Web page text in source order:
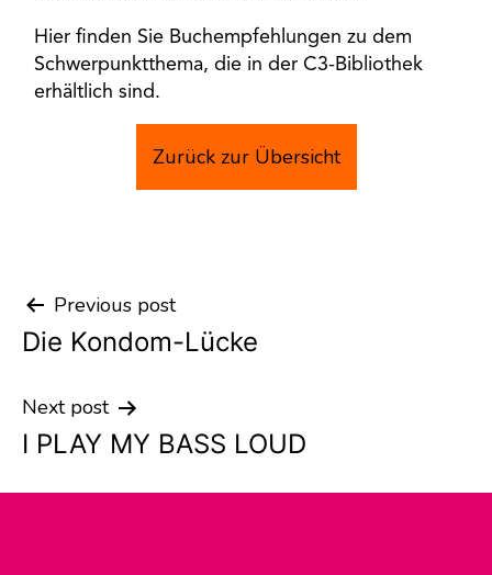
Hier finden Sie Buchempfehlungen zu dem
Schwerpunktthema, die in der C3-Bibliothek
erhältlich sind.
Zurück zur Übersicht
Post
navigation
Previous post
Die Kondom-Lücke
Next post
I PLAY MY BASS LOUD